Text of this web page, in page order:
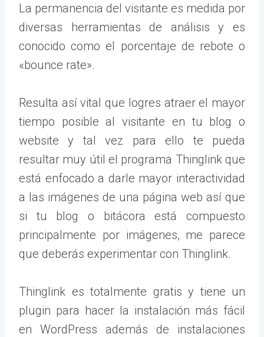
La permanencia del visitante es medida por
diversas herramientas de análisis y es
conocido como el porcentaje de rebote o
«bounce rate».
Resulta así vital que logres atraer el mayor
tiempo posible al visitante en tu blog o
website y tal vez para ello te pueda
resultar muy útil el programa Thinglink que
está enfocado a darle mayor interactividad
a las imágenes de una página web así que
si tu blog o bitácora está compuesto
principalmente por imágenes, me parece
que deberás experimentar con Thinglink.
Thinglink es totalmente gratis y tiene un
plugin para hacer la instalación más fácil
en WordPress además de instalaciones